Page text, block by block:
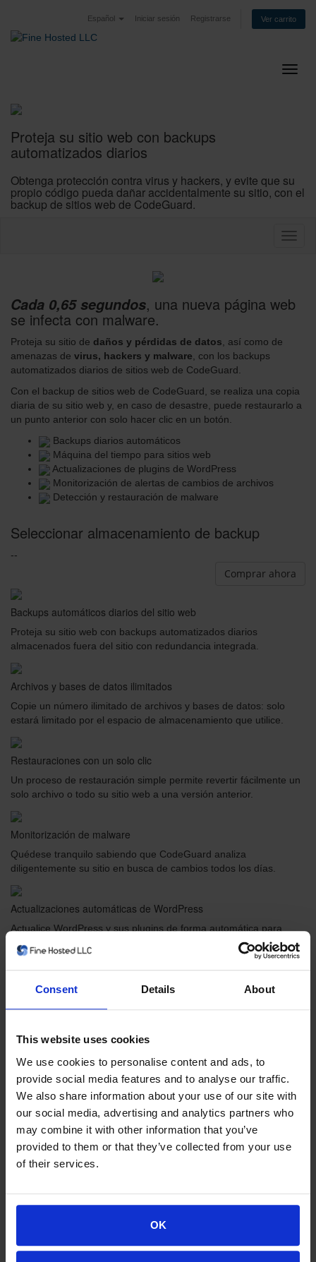
Consent Details About
This website uses cookies
We use cookies to personalise content and ads, to
provide social media features and to analyse our traffic.
We also share information about your use of our site with
our social media, advertising and analytics partners who
may combine it with other information that you’ve
provided to them or that they’ve collected from your use
of their services.
OK
Español Iniciar sesión Registrarse Ver carrito
Proteja su sitio web con backups
automatizados diarios
Obtenga protección contra virus y hackers, y evite que su
propio código pueda dañar accidentalmente su sitio, con el
backup de sitios web de CodeGuard.
Cada 0,65 segundos, una nueva página web
se infecta con malware.
Proteja su sitio de daños y pérdidas de datos, así como de
amenazas de virus, hackers y malware, con los backups
automatizados diarios de sitios web de CodeGuard.
Con el backup de sitios web de CodeGuard, se realiza una copia
diaria de su sitio web y, en caso de desastre, puede restaurarlo a
un punto anterior con solo hacer clic en un botón.
Backups diarios automáticos
Máquina del tiempo para sitios web
Actualizaciones de plugins de WordPress
Monitorización de alertas de cambios de archivos
Detección y restauración de malware
Seleccionar almacenamiento de backup
--
Comprar ahora
Backups automáticos diarios del sitio web
Proteja su sitio web con backups automatizados diarios
almacenados fuera del sitio con redundancia integrada.
Archivos y bases de datos ilimitados
Copie un número ilimitado de archivos y bases de datos: solo
estará limitado por el espacio de almacenamiento que utilice.
Restauraciones con un solo clic
Un proceso de restauración simple permite revertir fácilmente un
solo archivo o todo su sitio web a una versión anterior.
Monitorización de malware
Quédese tranquilo sabiendo que CodeGuard analiza
diligentemente su sitio en busca de cambios todos los días.
Actualizaciones automáticas de WordPress
Actualice WordPress y sus plugins de forma automática para
mantenerlos seguros con recuperación automática en caso de
problemas.
Monitorización de cambios de archivos
Prueba de las restauraciones
Pruebe rápidamente cualquier sitio copiado con un ensayo simple
y automatizado antes de la restauración.
Backup de emails
Proteja también sus emails, ya que se copian como parte de los
notificaciones automáticas si algo va mal.